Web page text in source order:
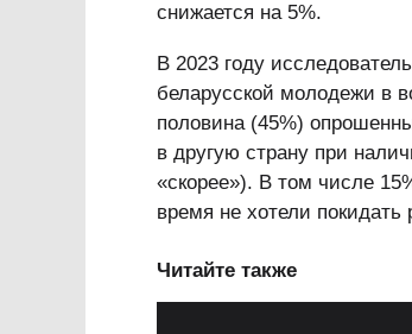
снижается на 5%.
В 2023 году
беларусской молодежи в
половина (45%)
в другую страну при
«скорее»). В том числе
время не хотели покидать
Читайте также